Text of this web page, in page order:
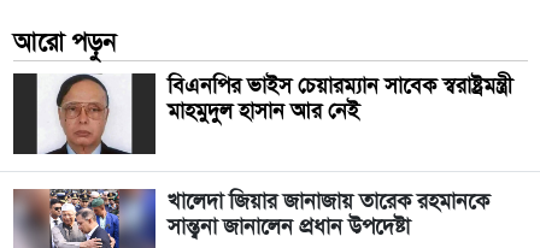
আরো পড়ুন
বিএনপির ভাইস চেয়ারম্যান সাবেক স্বরাষ্ট্রমন্ত্রী
মাহমুদুল হাসান আর নেই
খালেদা জিয়ার জানাজায় তারেক রহমানকে
সান্ত্বনা জানালেন প্রধান উপদেষ্টা